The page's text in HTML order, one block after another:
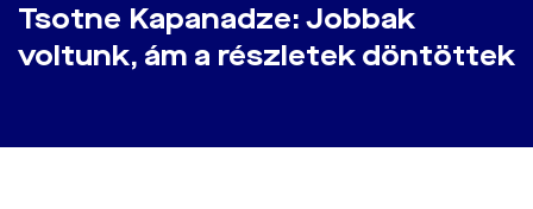
Tsotne Kapanadze: Jobbak
voltunk, ám a részletek döntöttek